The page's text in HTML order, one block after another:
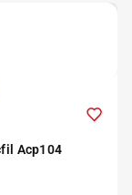
Acp104